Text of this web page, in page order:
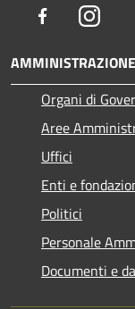
Facebook
AMMINISTRAZIONE
Organi di
Aree
Uffici
Enti e
Politici
Personale
Documenti e